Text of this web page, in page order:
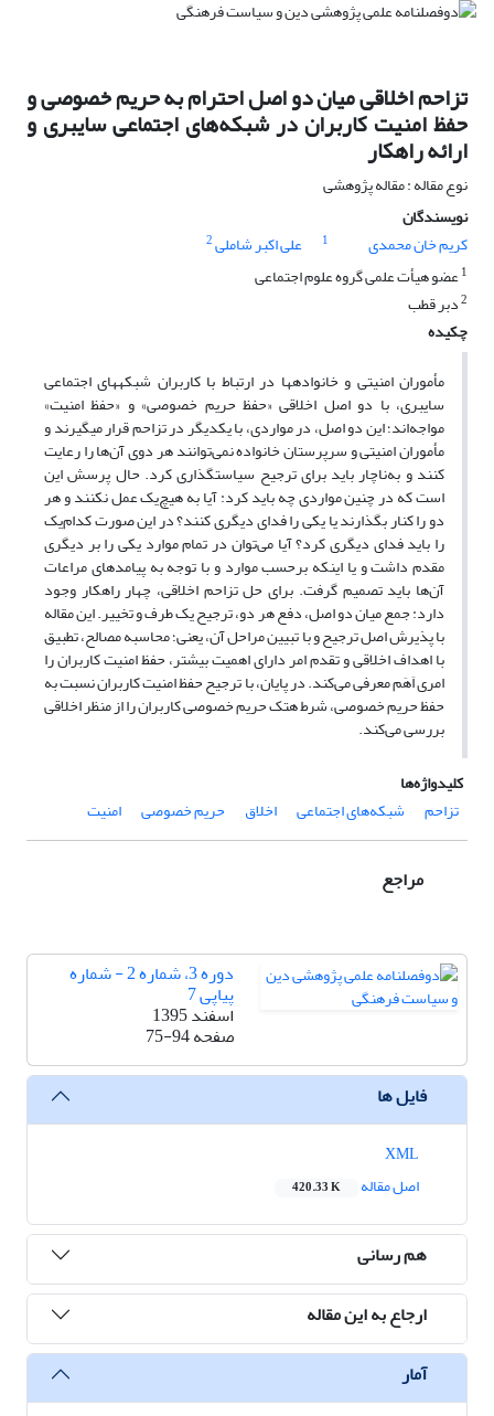
تزاحم اخلاقی میان دو اصل احترام به حریم خصوصی و
حفظ امنیت کاربران در شبکه‌های اجتماعی سایبری و
ارائه راهکار
نوع مقاله : مقاله پژوهشی
نویسندگان
کریم خان محمدی
1 علی اکبر شاملی2
1عضو هیأت علمی گروه علوم اجتماعی
2دبر قطب
چکیده
مأموران امنیتی و خانواده­ها در ارتباط با کاربران شبکه­های اجتماعی
سایبری، با دو اصل اخلاقی «حفظ حریم خصوصی» و «حفظ امنیت»
مواجه‌اند؛ این دو اصل، در مواردی، با یکدیگر در تزاحم قرار می­گیرند و
مأموران امنیتی و سرپرستان خانواده نمی‌توانند هر دوی آن‌ها را رعایت
کنند و به‌ناچار باید برای ترجیح سیاستگذاری کرد. حال پرسش این
است که در چنین مواردی چه باید کرد: آیا به هیچ‌یک عمل نکنند و هر
دو را کنار بگذارند یا یکی را فدای دیگری کنند؟ در این‌ صورت کدام‌یک
را باید فدای دیگری کرد؟ آیا می‌توان در تمام موارد یکی را بر دیگری
مقدم داشت و یا اینکه برحسب موارد و با توجه به پیامدهای مراعات
آن‌ها باید تصمیم گرفت. برای حل تزاحم اخلاقی، چهار راهکار وجود
دارد: جمع میان دو اصل، دفع هر دو، ترجیح یک طرف و تخییر. این مقاله
با پذیرش اصل ترجیح و با تبیین مراحل آن، یعنی؛ محاسبه مصالح، تطبیق
با اهداف اخلاقی و تقدم امر دارای اهمیت بیشتر، حفظ امنیت کاربران را
امری اَهَم معرفی می‌کند. در پایان، با ترجیح حفظ امنیت کاربران نسبت به
حفظ حریم خصوصی، شرط هتک حریم خصوصی کاربران را از منظر اخلاقی
بررسی می‌کند.
کلیدواژه‌ها
تزاحم
شبکه‌های اجتماعی اخلاق حریم خصوصی امنیت
مراجع
دوره 3، شماره 2 - شماره
پیاپی 7
اسفند 1395
صفحه75-94
فایل ها
اصل مقاله
420.33 K
هم رسانی
ارجاع به این مقاله
آمار